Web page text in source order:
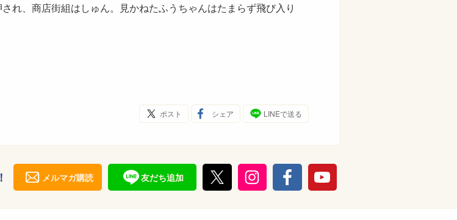
れ、商店街組はしゅん。見かねたふうちゃんはたまらず飛び入り
ポスト シェア LINEで送る
メルマガ購読 友だち追加